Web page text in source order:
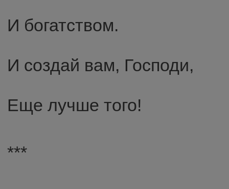
И богатством.
И создай вам, Господи,
Еще лучше того!
***